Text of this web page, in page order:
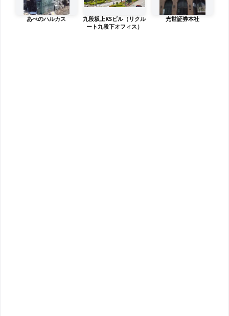
あべのハルカス
九段坂上KSビル（リクル
ート九段下オフィス）
光世証券本社